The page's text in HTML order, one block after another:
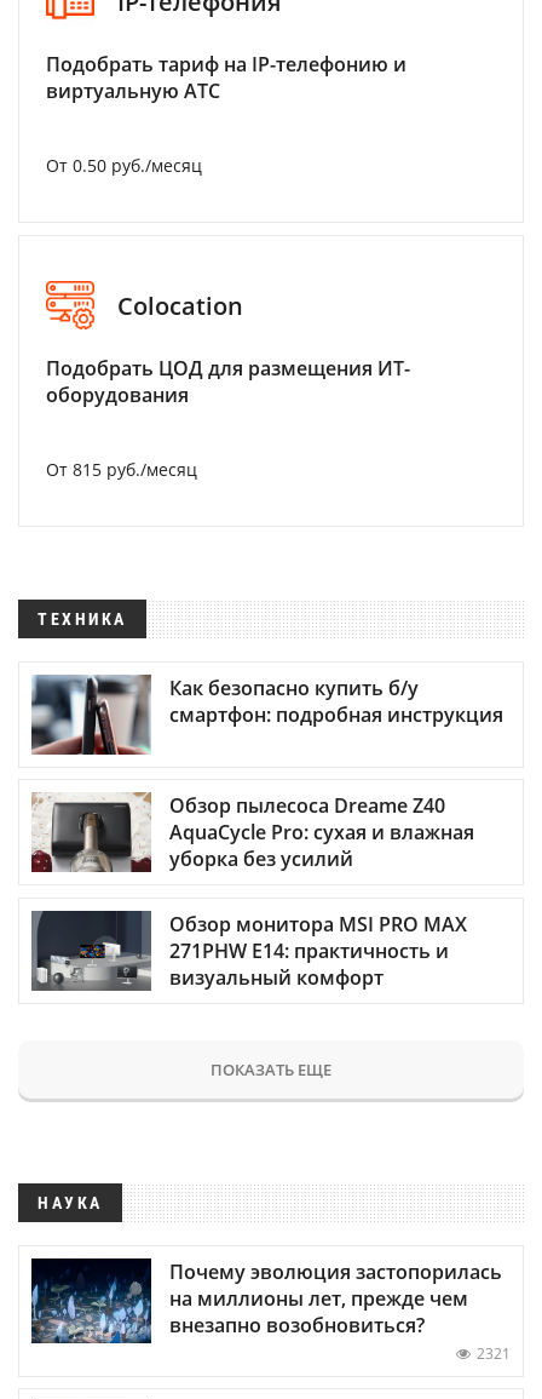
Подобрать тариф на IP-телефонию и
виртуальную АТС
От 0.50 руб./месяц
Colocation
Подобрать ЦОД для размещения ИТ-
оборудования
От 815 руб./месяц
ТЕХНИКА
Как безопасно купить б/у
смартфон: подробная инструкция
Обзор пылесоса Dreame Z40
AquaCycle Pro: сухая и влажная
уборка без усилий
Обзор монитора MSI PRO MAX
271PHW E14: практичность и
визуальный комфорт
ПОКАЗАТЬ ЕЩЕ
НАУКА
Почему эволюция застопорилась
на миллионы лет, прежде чем
внезапно возобновиться?
2321